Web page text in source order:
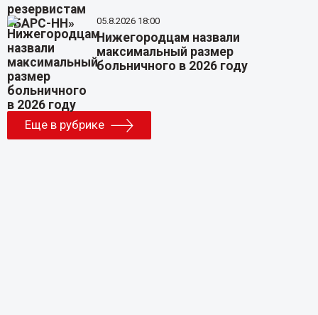
05.8.2026 18:00
Нижегородцам назвали
максимальный размер
больничного в 2026 году
Еще в рубрике